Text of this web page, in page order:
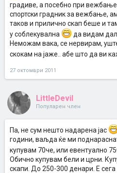
градиве, а посебно при
спортски градник за вежбање,
таков и прилично скап беше и
у соблекувална
да видам
Неможам вака, се нервирам,
скокам на јаже.. абе што да ви
27 октомври 2011
LittleDevil
Популарен член
Па, не сум нешто надарена јас
години, ваљда ќе ми
купувам 70че, или евентуално
Обично купувам бели и црни.
скапи. До 250-300 денари. Е